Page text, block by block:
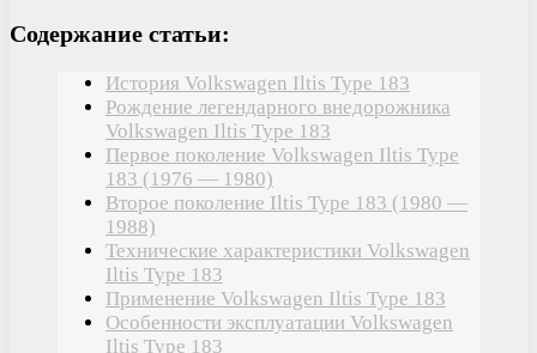
Содержание статьи:
История Volkswagen Iltis Type 183
Рождение легендарного внедорожника
Volkswagen Iltis Type 183
Первое поколение Volkswagen Iltis Type
183 (1976 — 1980)
Второе поколение Iltis Type 183 (1980 —
1988)
Технические характеристики Volkswagen
Iltis Type 183
Применение Volkswagen Iltis Type 183
Особенности эксплуатации Volkswagen
Iltis Type 183